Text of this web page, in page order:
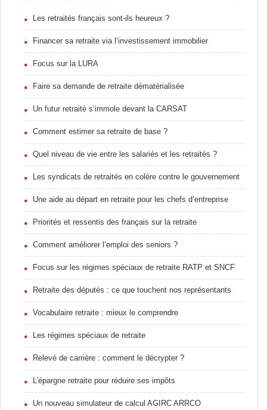
Les retraités français sont-ils heureux ?
Financer sa retraite via l’investissement immobilier
Focus sur la LURA
Faire sa demande de retraite dématérialisée
Un futur retraité s’immole devant la CARSAT
Comment estimer sa retraite de base ?
Quel niveau de vie entre les salariés et les retraités ?
Les syndicats de retraités en colère contre le gouvernement
Une aide au départ en retraite pour les chefs d’entreprise
Priorités et ressentis des français sur la retraite
Comment améliorer l’emploi des seniors ?
Focus sur les régimes spéciaux de retraite RATP et SNCF
Retraite des députés : ce que touchent nos représentants
Vocabulaire retraite : mieux le comprendre
Les régimes spéciaux de retraite
Relevé de carrière : comment le décrypter ?
L’épargne retraite pour réduire ses impôts
Un nouveau simulateur de calcul AGIRC ARRCO